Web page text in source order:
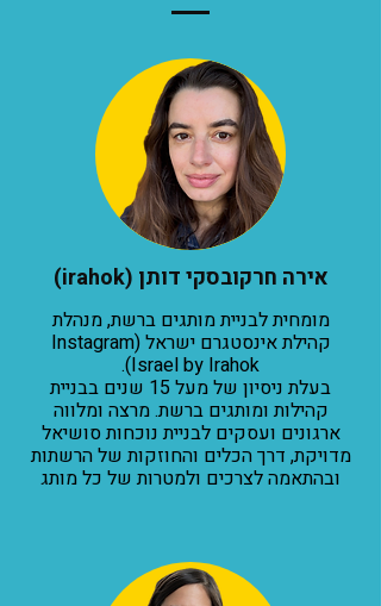
אירה חרקובסקי דותן (irahok)
מומחית לבניית מותגים ברשת, מנהלת
קהילת אינסטגרם ישראל (Instagram
Israel by Irahok).
בעלת ניסיון של מעל 15 שנים בבניית
קהילות ומותגים ברשת. מרצה ומלווה
ארגונים ועסקים לבניית נוכחות סושיאל
מדויקת, דרך הכלים והחוזקות של הרשתות
ובהתאמה לצרכים ולמטרות של כל מותג